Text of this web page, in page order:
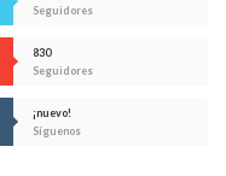
Seguidores
830
Seguidores
¡nuevo!
Síguenos